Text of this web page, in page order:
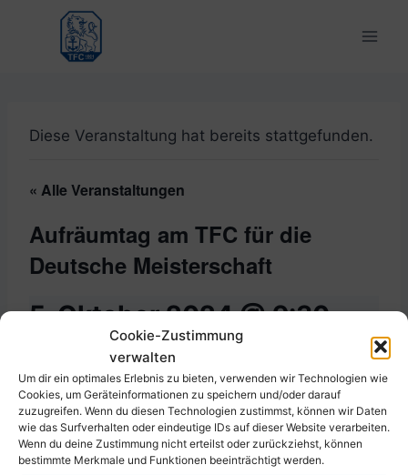
Cookie-Zustimmung
verwalten
Um dir ein optimales Erlebnis zu bieten, verwenden wir Technologien wie
Cookies, um Geräteinformationen zu speichern und/oder darauf
zuzugreifen. Wenn du diesen Technologien zustimmst, können wir Daten
wie das Surfverhalten oder eindeutige IDs auf dieser Website verarbeiten.
Wenn du deine Zustimmung nicht erteilst oder zurückziehst, können
bestimmte Merkmale und Funktionen beeinträchtigt werden.
springen
Diese Veranstaltung hat bereits stattgefunden.
« Alle Veranstaltungen
Aufräumtag am TFC für die
Deutsche Meisterschaft
5. Oktober 2024 @ 9:30-
Zum Kalender hinzufügen